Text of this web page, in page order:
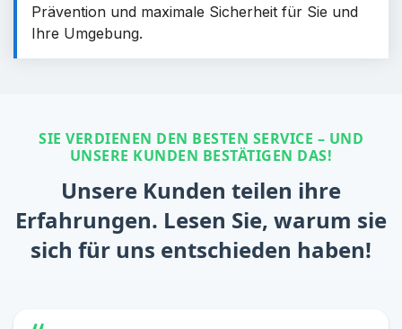
Prävention und maximale Sicherheit für Sie und
Ihre Umgebung.
SIE VERDIENEN DEN BESTEN SERVICE – UND
UNSERE KUNDEN BESTÄTIGEN DAS!
Unsere Kunden teilen ihre
Erfahrungen. Lesen Sie, warum sie
sich für uns entschieden haben!